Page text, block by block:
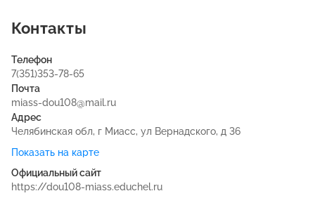
Контакты
Телефон
7(351)353-78-65
Почта
miass-dou108@mail.ru
Адрес
Челябинская обл, г Миасс, ул Вернадского, д 36
Показать на карте
Официальный сайт
https://dou108-miass.educhel.ru